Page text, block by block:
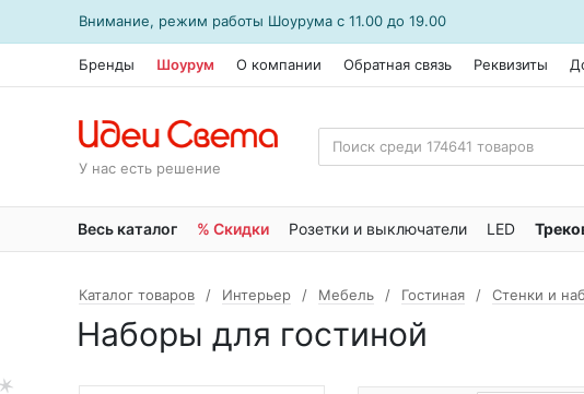
Внимание, режим работы Шоурума с 11.00 до 19.00
Бренды Шоурум О компании Обратная связь Реквизиты
У нас есть решение
Весь каталог % Скидки Розетки и выключатели LED
Каталог товаров Интерьер Мебель Гостиная Стенки и
Наборы для гостиной